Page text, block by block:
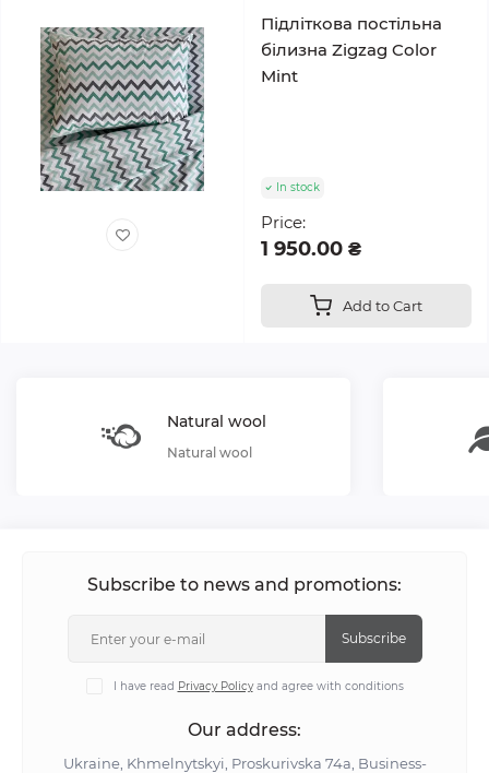
Підліткова постільна
білизна Zigzag Color
Mint
In stock
Price:
1 950.00 ₴
Add to Cart
Natural wool
Natural wool
Subscribe to news and promotions:
Subscribe
I have read Privacy Policyand agree with conditions
Our address:
Ukraine, Khmelnytskyi, Proskurivska 74а, Business-